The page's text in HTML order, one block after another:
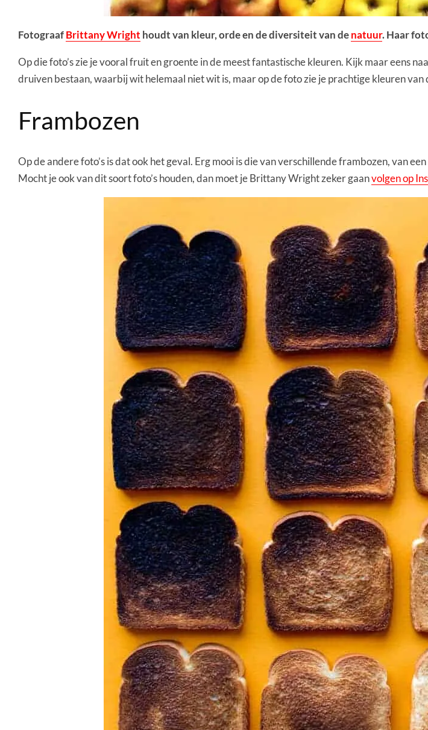
FotograafBrittany Wright houdt van kleur, orde en de diversiteit van denatuur. Haar
Op die foto’s zie je vooral fruit en groente in de meest fantastische kleuren. Kijk maar eens
druiven bestaan, waarbij wit helemaal niet wit is, maar op de foto zie je prachtige kleuren van
Frambozen
Op de andere foto’s is dat ook het geval. Erg mooi is die van verschillende frambozen, van
Mocht je ook van dit soort foto’s houden, dan moet je Brittany Wright zeker gaanvolgen op